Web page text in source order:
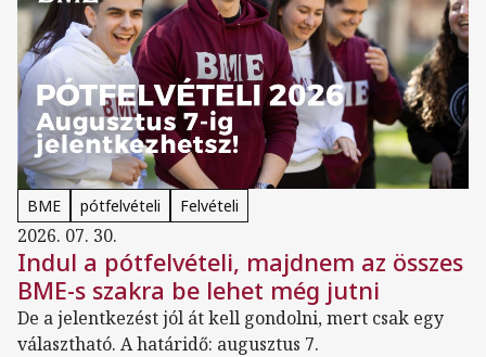
BME pótfelvételi Felvételi
2026. 07. 30.
Indul a pótfelvételi, majdnem az összes
BME-s szakra be lehet még jutni
De a jelentkezést jól át kell gondolni, mert csak egy
választható. A határidő: augusztus 7.